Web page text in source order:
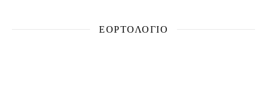
ΕΟΡΤΟΛΌΓΙΟ